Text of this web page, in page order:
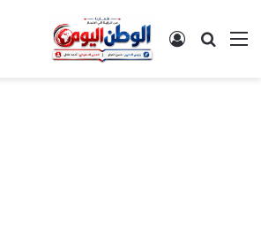
القائمةبحث عن تسجيل الدخول